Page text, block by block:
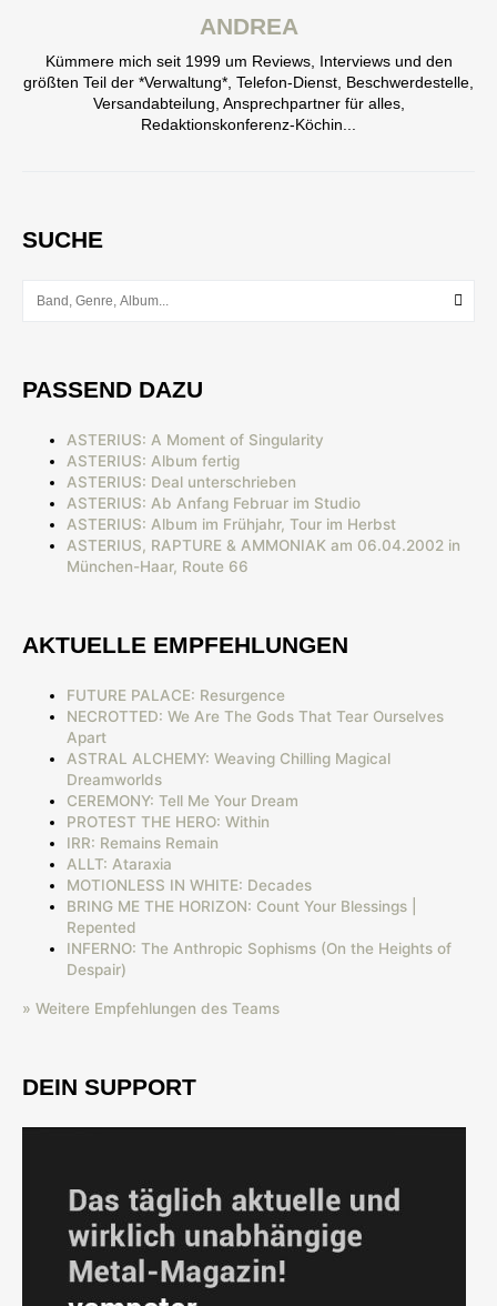
ANDREA
Kümmere mich seit 1999 um Reviews, Interviews und den
größten Teil der *Verwaltung*, Telefon-Dienst, Beschwerdestelle,
Versandabteilung, Ansprechpartner für alles,
Redaktionskonferenz-Köchin...
SUCHE
PASSEND DAZU
ASTERIUS: A Moment of Singularity
ASTERIUS: Album fertig
ASTERIUS: Deal unterschrieben
ASTERIUS: Ab Anfang Februar im Studio
ASTERIUS: Album im Frühjahr, Tour im Herbst
ASTERIUS, RAPTURE & AMMONIAK am 06.04.2002 in
München-Haar, Route 66
AKTUELLE EMPFEHLUNGEN
FUTURE PALACE: Resurgence
NECROTTED: We Are The Gods That Tear Ourselves
Apart
ASTRAL ALCHEMY: Weaving Chilling Magical
Dreamworlds
CEREMONY: Tell Me Your Dream
PROTEST THE HERO: Within
IRR: Remains Remain
ALLT: Ataraxia
MOTIONLESS IN WHITE: Decades
BRING ME THE HORIZON: Count Your Blessings |
Repented
INFERNO: The Anthropic Sophisms (On the Heights of
Despair)
» Weitere Empfehlungen des Teams
DEIN SUPPORT